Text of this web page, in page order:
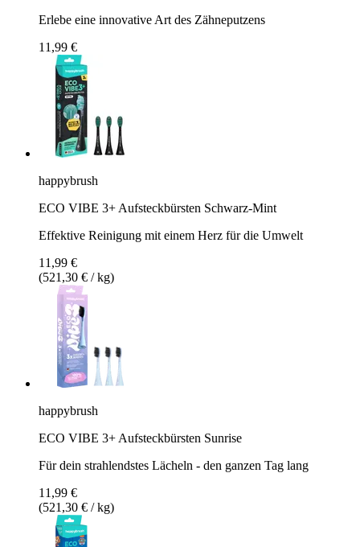
Erlebe eine innovative Art des Zähneputzens
11,99 €
happybrush
ECO VIBE 3+ Aufsteckbürsten Schwarz-Mint
Effektive Reinigung mit einem Herz für die Umwelt
11,99 €
(521,30 € / kg)
happybrush
ECO VIBE 3+ Aufsteckbürsten Sunrise
Für dein strahlendstes Lächeln - den ganzen Tag lang
11,99 €
(521,30 € / kg)